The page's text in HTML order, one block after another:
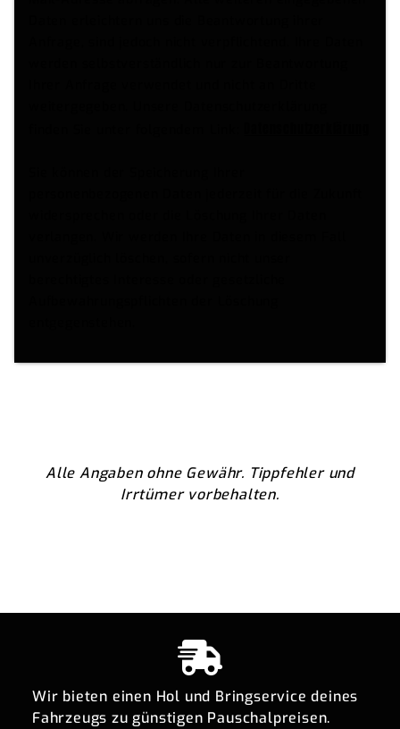
Alle Angaben ohne Gewähr. Tippfehler und
Irrtümer vorbehalten.
Wir bieten einen Hol und Bringservice deines
Fahrzeugs zu günstigen Pauschalpreisen.